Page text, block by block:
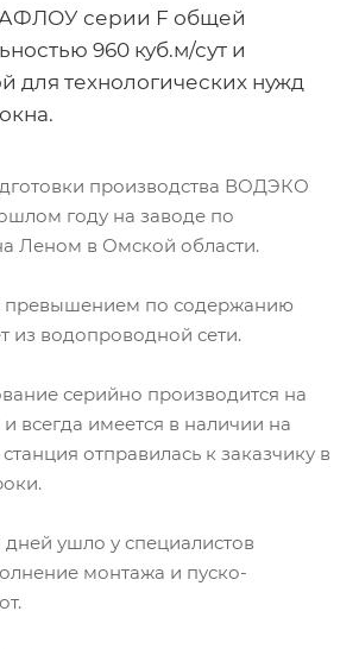
серии F общей
960 куб.м/сут и
для технологических нужд
производства ВОДЭКО
году на заводе по
Леном в Омской области.
превышением по содержанию
из водопроводной сети.
серийно производится на
всегда имеется в наличии на
отправилась к заказчику в
дней ушло у специалистов
монтажа и пуско-